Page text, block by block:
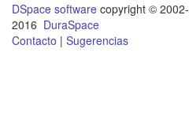
DSpace software copyright © 2002-
2016 DuraSpace
Contacto | Sugerencias